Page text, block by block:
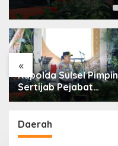
«
Kapolda Sulsel Pimpin
Sertijab Pejabat
Utama dan Kapolres
Karolog dan
Kapolresta Gowa
Daerah